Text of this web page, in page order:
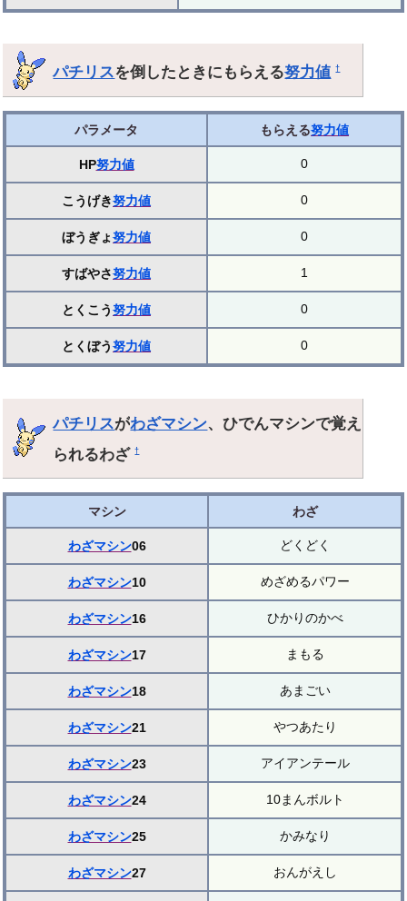
パチリスを倒したときにもらえる努力値 †
パラメータ もらえる努力値
HP努力値 0
こうげき努力値 0
ぼうぎょ努力値 0
すばやさ努力値 1
とくこう努力値 0
とくぼう努力値 0
パチリスがわざマシン、ひでんマシンで覚え
られるわざ†
マシン わざ
わざマシン06 どくどく
わざマシン10 めざめるパワー
わざマシン16 ひかりのかべ
わざマシン17 まもる
わざマシン18 あまごい
わざマシン21 やつあたり
わざマシン23 アイアンテール
わざマシン24 10まんボルト
わざマシン25 かみなり
わざマシン27 おんがえし